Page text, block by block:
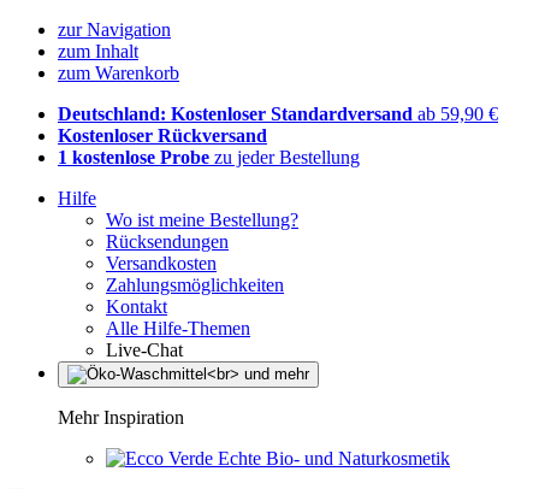
zur Navigation
zum Inhalt
zum Warenkorb
Deutschland: Kostenloser Standardversand ab 59,90 €
Kostenloser Rückversand
1 kostenlose Probe zu jeder Bestellung
Hilfe
Wo ist meine Bestellung?
Rücksendungen
Versandkosten
Zahlungsmöglichkeiten
Kontakt
Alle Hilfe-Themen
Live-Chat
Mehr Inspiration
Echte Bio- und Naturkosmetik